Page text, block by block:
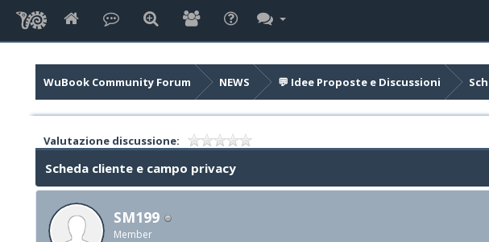
WuBook Community Forum NEWS 💬 Idee Proposte e Discussioni
Valutazione discussione:
Scheda cliente e campo privacy
SM199
Member